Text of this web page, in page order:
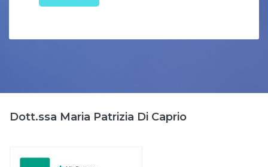
Dott.ssa Maria Patrizia Di Caprio